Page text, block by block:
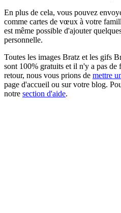
En plus de cela, vous pouvez
comme cartes de vœux à votre
est même possible d'ajouter
personnelle.
Toutes les images Bratz et les gifs
sont 100% gratuits et il n'y a pas
retour, nous vous prions de mettre
page d'accueil ou sur votre blog.
notre section d'aide.